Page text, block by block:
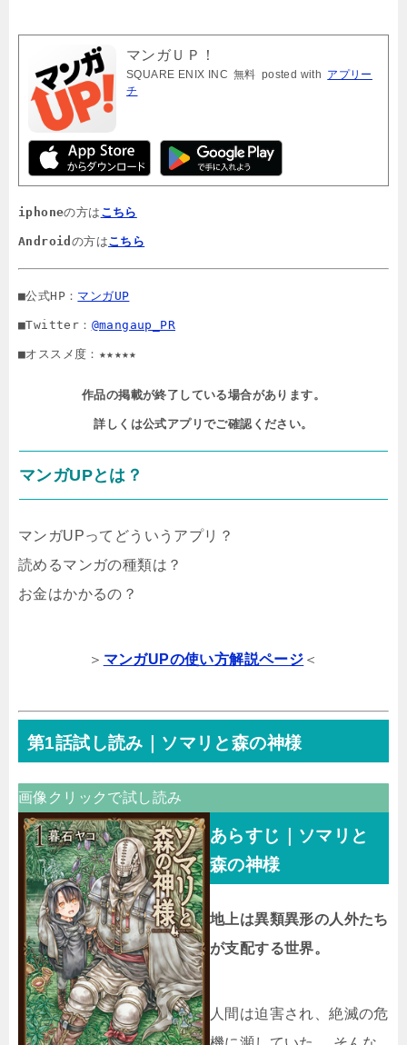
マンガＵＰ！
SQUARE ENIX INC 無料 posted with アプリー
チ
iphoneの方は こちら
Android の方はこちら
■公式HP： マンガUP
■Twitter： @mangaup_PR
■オススメ度：★★★★★
作品の掲載が終了している場合があります。
詳しくは公式アプリでご確認ください。
マンガUPとは？
マンガUPってどういうアプリ？
読めるマンガの種類は？
お金はかかるの？
＞ マンガUPの使い方解説ページ ＜
第1話試し読み｜ソマリと森の神様
画像クリックで試し読み
あらすじ｜ソマリと
森の神様
地上は異類異形の人外たち
が支配する世界。
人間は迫害され、絶滅の危